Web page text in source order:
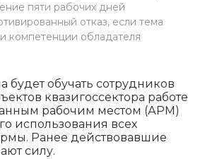
пяти рабочих дней
отказ, если тема
компетенции обладателя
будет обучать сотрудников
квазигоссектора работе
рабочим местом (АРМ)
использования всех
Ранее действовавшие
силу.